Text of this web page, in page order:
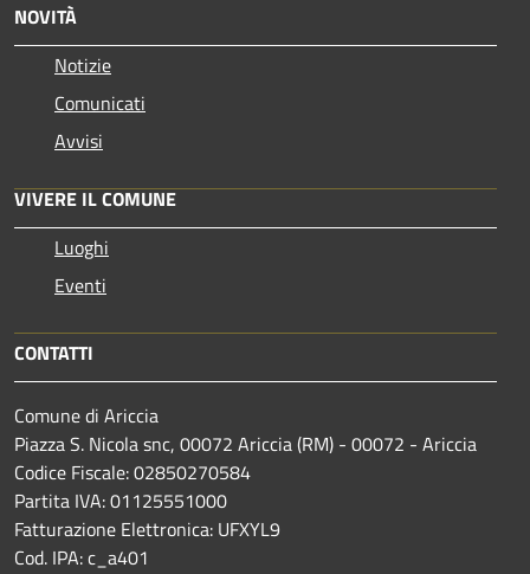
NOVITÀ
Notizie
Comunicati
Avvisi
VIVERE IL COMUNE
Luoghi
Eventi
CONTATTI
Comune di Ariccia
Piazza S. Nicola snc, 00072 Ariccia (RM) - 00072 - Ariccia
Codice Fiscale: 02850270584
Partita IVA: 01125551000
Fatturazione Elettronica: UFXYL9
Cod. IPA: c_a401